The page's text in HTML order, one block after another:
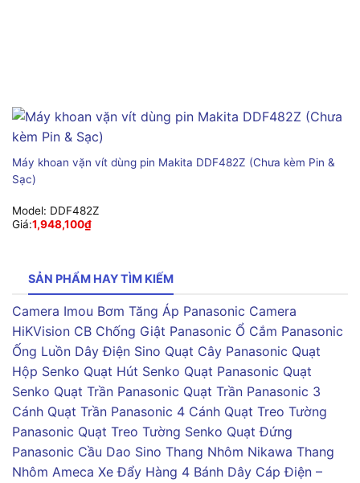
Máy khoan vặn vít dùng pin Makita DDF482Z (Chưa kèm Pin &
Sạc)
Model: DDF482Z
Giá:1,948,100₫
SẢN PHẨM HAY TÌM KIẾM
Camera Imou Bơm Tăng Áp Panasonic Camera
HiKVision CB Chống Giật Panasonic Ổ Cắm Panasonic
Ống Luồn Dây Điện Sino Quạt Cây Panasonic Quạt
Hộp Senko Quạt Hút Senko Quạt Panasonic Quạt
Senko Quạt Trần Panasonic Quạt Trần Panasonic 3
Cánh Quạt Trần Panasonic 4 Cánh Quạt Treo Tường
Panasonic Quạt Treo Tường Senko Quạt Đứng
Panasonic Cầu Dao Sino Thang Nhôm Nikawa Thang
Nhôm Ameca Xe Đẩy Hàng 4 Bánh Dây Cáp Điện –